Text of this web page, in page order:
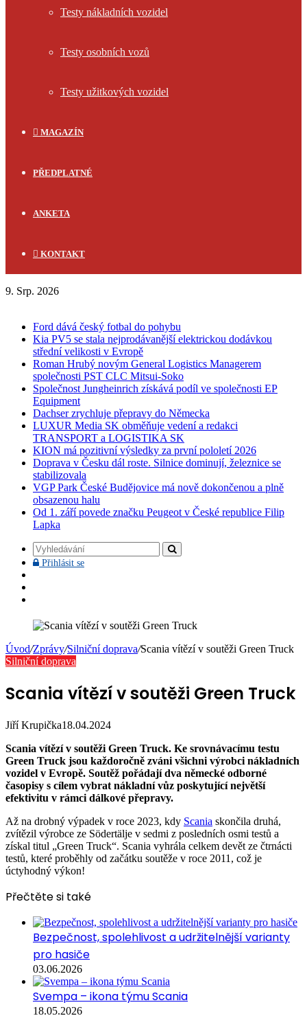
Testy nákladních vozidel
Testy osobních vozů
Testy užitkových vozidel
MAGAZÍN
PŘEDPLATNÉ
ANKETA
KONTAKT
9. Srp. 2026
Ford dává český fotbal do pohybu
Kia PV5 se stala nejprodávanější elektrickou dodávkou
střední velikosti v Evropě
Roman Hrubý novým General Logistics Managerem
společnosti PST CLC Mitsui-Soko
Společnost Jungheinrich získává podíl ve společnosti EP
Equipment
Dachser zrychluje přepravy do Německa
LUXUR Media SK obměňuje vedení a redakci
TRANSPORT a LOGISTIKA SK
KION má pozitivní výsledky za první pololetí 2026
Doprava v Česku dál roste. Silnice dominují, železnice se
stabilizovala
VGP Park České Budějovice má nově dokončenou a plně
obsazenou halu
Od 1. září povede značku Peugeot v České republice Filip
Lapka
Vyhledávání
Přihlásit sePřihlásit
Úvod/Zprávy/Silniční doprava/Scania vítězí v soutěži Green Truck
Silniční doprava
Scania vítězí v soutěži Green Truck
Jiří Krupička18.04.2024
Scania vítězí v soutěži Green Truck. Ke srovnávacímu testu
Green Truck jsou každoročně zváni všichni výrobci nákladních
vozidel v Evropě. Soutěž pořádají dva německé odborné
časopisy s cílem vybrat nákladní vůz poskytující největší
efektivitu v rámci dálkové přepravy.
Až na drobný výpadek v roce 2023, kdy Scania skončila druhá,
zvítězil výrobce ze Södertälje v sedmi z posledních osmi testů a
získal titul „Green Truck“. Scania vyhrála celkem devět ze čtrnácti
testů, které proběhly od začátku soutěže v roce 2011, což je
úctyhodný výkon!
Přečtěte si také
Bezpečnost, spolehlivost a udržitelnější varianty
pro hasiče
03.06.2026
Svempa – ikona týmu Scania
18.05.2026